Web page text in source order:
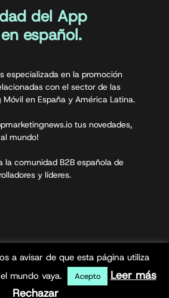
del App
español.
especializada en la promoción
con el sector de las
en España y América Latina.
tus novedades,
mundo!
la comunidad B2B española de
y líderes.
a avisar de que esta página utiliza
mundo vaya.
Acepto
Leer más
Rechazar